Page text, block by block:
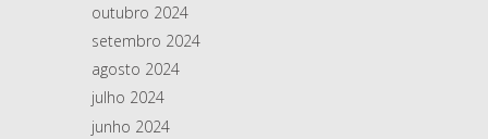
outubro 2024
setembro 2024
agosto 2024
julho 2024
junho 2024